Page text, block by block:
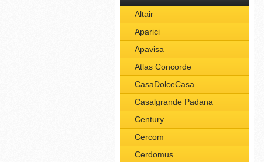
Altair
Aparici
Apavisa
Atlas Concorde
CasaDolceCasa
Casalgrande Padana
Century
Cercom
Cerdomus